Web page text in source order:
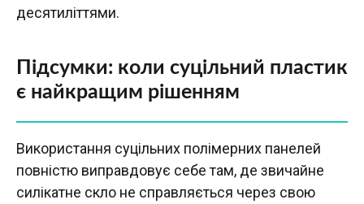
десятиліттями.
Підсумки: коли суцільний пластик
є найкращим рішенням
Використання суцільних полімерних панелей
повністю виправдовує себе там, де звичайне
силікатне скло не справляється через свою